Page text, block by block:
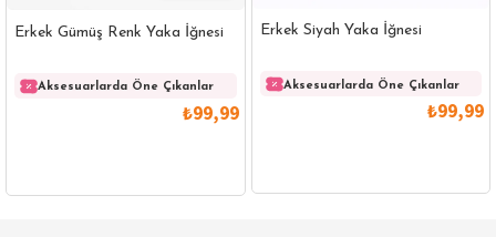
Erkek Gümüş Renk Yaka İğnesi
Aksesuarlarda Öne Çıkanlar
₺99,99
Erkek Siyah Yaka İğnesi
Aksesuarlarda Öne Çıkanlar
₺99,99